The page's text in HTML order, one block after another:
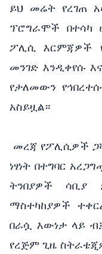
ይህ መሬት የረገጠ
ፕሮግራሞች በተሳካ
ፖሊሲ እርምጃዎች
መንገድ እንዲቀየሱ
የታለመውን
አስይዟል።
መረጃ የፖሊሲዎች
ነፃነት በተግባር
ትንበያዎች ሳቢያ
ማስተካከያዎች
በራሷ እውነታ ላይ
የረጅም ጊዜ